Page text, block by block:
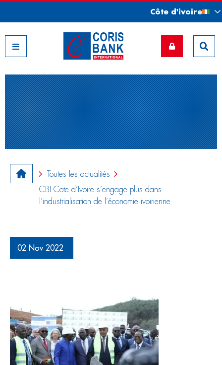
Nos filiales
Côte d'ivoire
Toutes les actualités
CBI Cote d’Ivoire s’engage plus dans
l’industrialisation de l’économie ivoirienne
02 Nov 2022